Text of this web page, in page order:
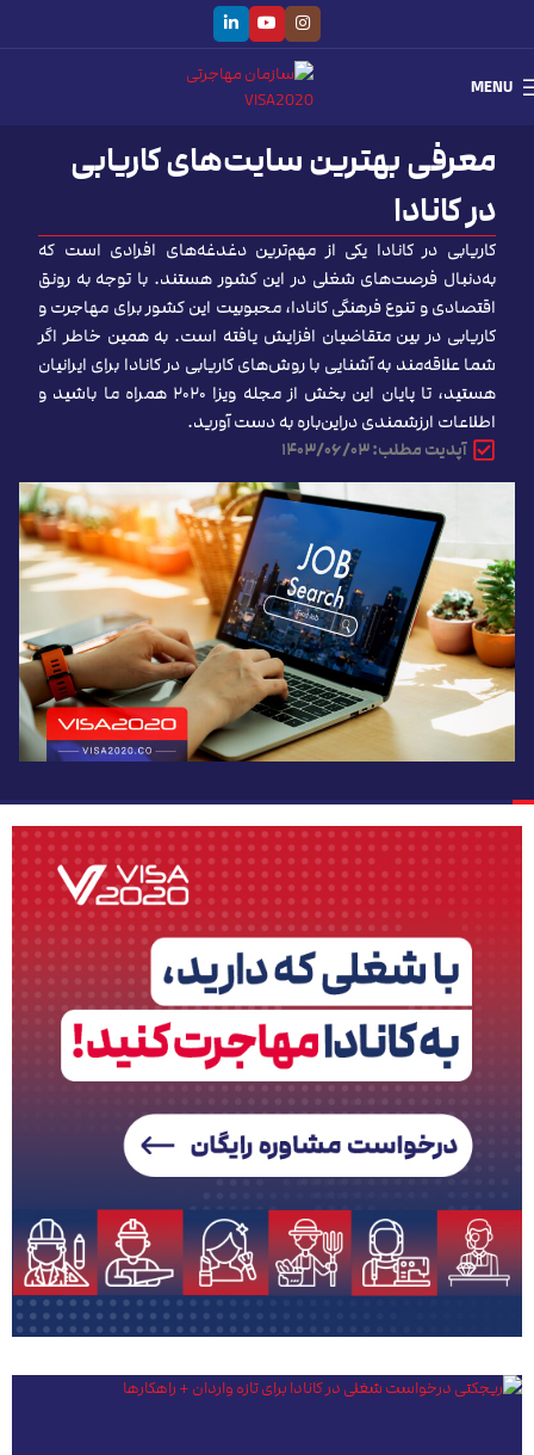
MENU
معرفی بهترین سایت‌های کاریابی
در کانادا
کاریابی در کانادا یکی از مهم‌ترین دغدغه‌های افرادی است که
به‌دنبال فرصت‌های شغلی در این کشور هستند. با توجه به رونق
اقتصادی و تنوع فرهنگی کانادا، محبوبیت این کشور برای مهاجرت و
کاریابی در بین متقاضیان افزایش یافته است. به همین خاطر اگر
شما علاقه‌مند به آشنایی با روش‌های کاریابی در کانادا برای ایرانیان
هستید، تا پایان این بخش از مجله ویزا ۲۰۲۰ همراه ما باشید و
اطلاعات ارزشمندی دراین‌باره به دست آورید.
آپدیت مطلب: ۱۴۰۳/۰۶/۰۳